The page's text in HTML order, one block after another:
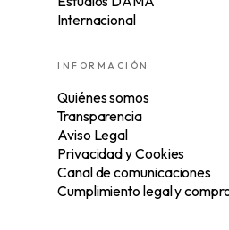
Internacional
INFORMACIÓN
Quiénes somos
Transparencia
Aviso Legal
Privacidad y Cookies
Canal de comunicaciones
Cumplimiento legal y